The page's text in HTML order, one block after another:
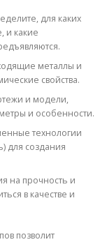
для каких
и какие
металлы и
свойства.
и модели,
и особенности.
технологии
для создания
на прочность и
в качестве и
позволит